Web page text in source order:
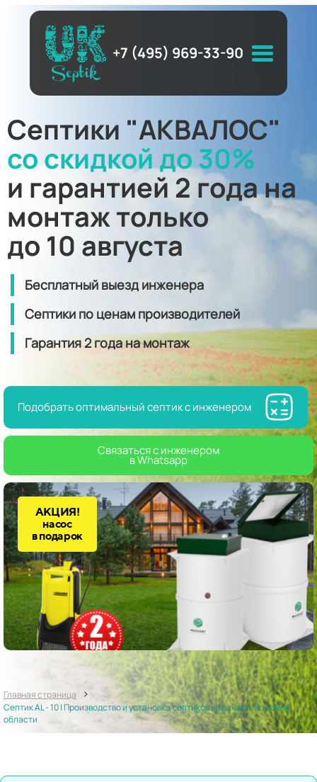
+7 (495) 969-33-90
Септики "АКВАЛОС"
со скидкой до 30%
и гарантией 2 года на
монтаж только
до 10 августа
Бесплатный выезд инженера
Септики по ценам производителей
Гарантия2 годана монтаж
Подобрать оптимальный септик с инженером
Связаться с инженером
в Whatsapp
АКЦИЯ!
насос
в подарок
Главная страница >
Септик AL - 10 | Производство и установка септиков на заказ в Москве и
области